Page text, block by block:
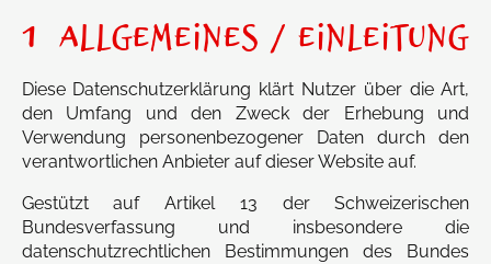
1 ALLGEMEINES / EINLEITUNG
Diese Datenschutzerklärung klärt Nutzer über die Art,
den Umfang und den Zweck der Erhebung und
Verwendung personenbezogener Daten durch den
verantwortlichen Anbieter auf dieser Website auf.
Gestützt auf Artikel 13 der Schweizerischen
Bundesverfassung und insbesondere die
datenschutzrechtlichen Bestimmungen des Bundes